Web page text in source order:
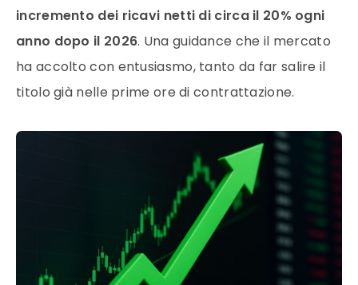
incremento dei ricavi netti di circa il 20% ogni
anno dopo il 2026. Una guidance che il mercato
ha accolto con entusiasmo, tanto da far salire il
titolo già nelle prime ore di contrattazione.